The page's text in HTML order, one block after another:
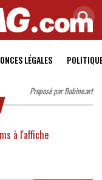
LÉGALES
Proposé par Bobine.art
à l'affiche